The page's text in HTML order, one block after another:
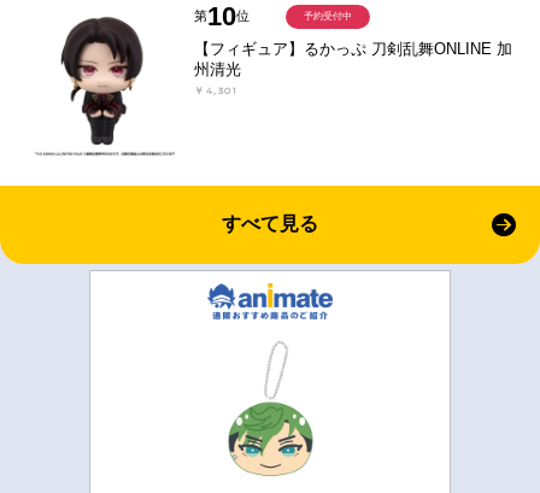
第10位
【フィギュア】るかっぷ 刀剣乱舞ONLINE 加
州清光
￥4,301
予約受付中
すべて見る